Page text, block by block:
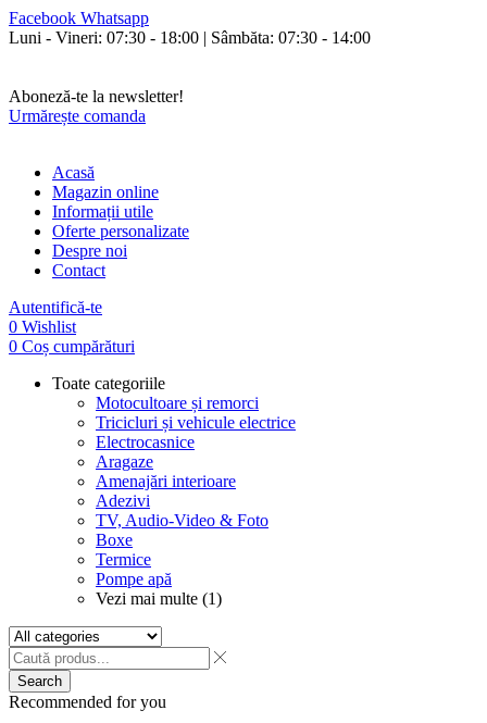
Facebook Whatsapp
Luni - Vineri: 07:30 - 18:00 | Sâmbăta: 07:30 - 14:00
Aboneză-te la newsletter!
Urmărește comanda
Acasă
Magazin online
Informații utile
Oferte personalizate
Despre noi
Contact
Autentifică-te
0 Wishlist
0 Coș cumpărături
Toate categoriile
Motocultoare și remorci
Tricicluri și vehicule electrice
Electrocasnice
Aragaze
Amenajări interioare
Adezivi
TV, Audio-Video & Foto
Boxe
Termice
Pompe apă
Vezi mai multe (1)
Search
Recommended for you